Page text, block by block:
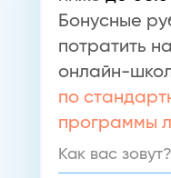
Бонусные
потратить
онлайн-
по
программы